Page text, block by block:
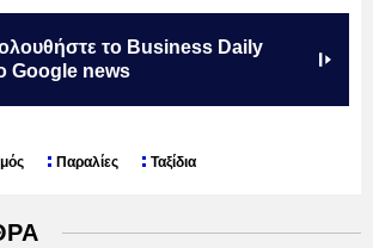
το Business Daily
Google news
Παραλίες Ταξίδια